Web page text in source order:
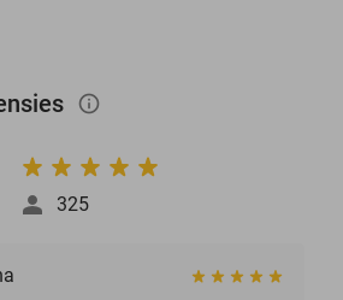
info_outlined
325